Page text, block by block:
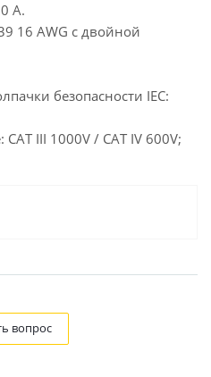
А.
16 AWG с двойной
безопасности IEC:
III 1000V / CAT IV 600V;
вопрос